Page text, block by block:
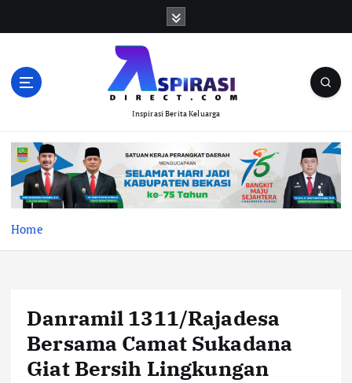
Inspirasi Berita Keluarga
Home
Danramil 1311/Rajadesa
Bersama Camat Sukadana
Giat Bersih Lingkungan